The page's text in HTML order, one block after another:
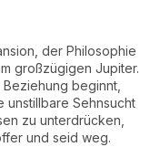
der Philosophie
großzügigen Jupiter.
beginnt,
unstillbare Sehnsucht
zu unterdrücken,
und seid weg.